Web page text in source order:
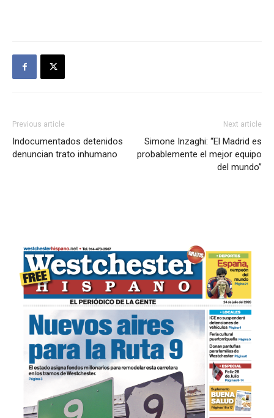
Previous article
Indocumentados detenidos
denuncian trato inhumano
Next article
Simone Inzaghi: “El Madrid es
probablemente el mejor equipo
del mundo”